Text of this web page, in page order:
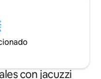
con jacuzzi